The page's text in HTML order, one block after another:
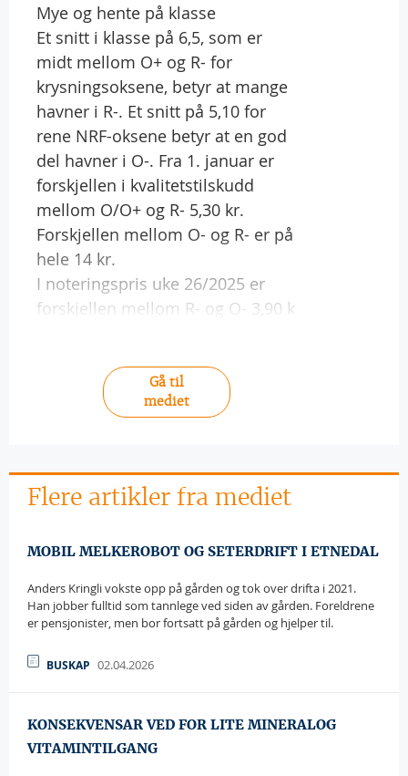
Mye og hente på klasse
Et snitt i klasse på 6,5, som er
midt mellom O+ og R- for
krysningsoksene, betyr at mange
havner i R-. Et snitt på 5,10 for
rene NRF-oksene betyr at en god
del havner i O-. Fra 1. januar er
forskjellen i kvalitetstilskudd
mellom O/O+ og R- 5,30 kr.
Forskjellen mellom O- og R- er på
hele 14 kr.
I noteringspris uke 26/2025 er
forskjellen mellom R- og O- 3,90 k
Gå til
mediet
Flere artikler fra mediet
MOBIL MELKEROBOT OG SETERDRIFT I ETNEDAL
Anders Kringli vokste opp på gården og tok over drifta i 2021.
Han jobber fulltid som tannlege ved siden av gården. Foreldrene
er pensjonister, men bor fortsatt på gården og hjelper til.
BUSKAP 02.04.2026
KONSEKVENSAR VED FOR LITE MINERALOG
VITAMINTILGANG